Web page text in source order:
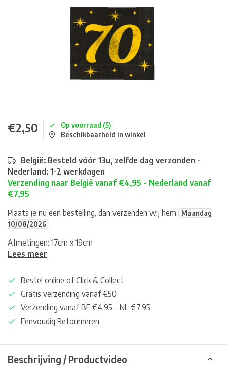
€2,50
Op voorraad (5)
Beschikbaarheid in winkel
België: Besteld vóór 13u, zelfde dag verzonden -
Nederland: 1-2 werkdagen
Verzending naar België vanaf €4,95 - Nederland vanaf
€7,95
Plaats je nu een bestelling, dan verzenden wij hem
Maandag
10/08/2026
Afmetingen: 17cm x 19cm
Lees meer
Bestel online of Click & Collect
Gratis verzending vanaf €50
Verzending vanaf BE €4,95 - NL €7,95
Eenvoudig Retourneren
Beschrijving / Productvideo